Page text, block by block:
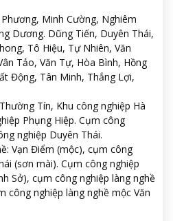
Minh Cường, Nghiêm
Dương. Dũng Tiến, Duyên Thái,
Tô Hiệu, Tự Nhiên, Văn
Tảo, Văn Tự, Hòa Bình, Hồng
Động, Tân Minh, Thắng Lợi,
Tín, Khu công nghiệp Hà
Phụng Hiệp. Cụm công
nghiệp Duyên Thái.
Vạn Điểm (mộc), cụm công
(sơn mài). Cụm công nghiệp
Sở), cụm công nghiệp làng nghề
công nghiệp làng nghề mộc Văn